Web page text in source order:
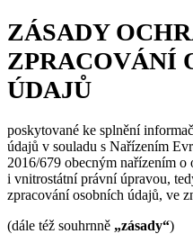
ZÁSADY
ZPRACOVÁNÍ
ÚDAJŮ
poskytované ke splnění
údajů v souladu s Nařízením
2016/679 obecným nařízením o
i vnitrostátní právní úpravou,
zpracování osobních údajů, ve
(dále též souhrnně „zásady“)